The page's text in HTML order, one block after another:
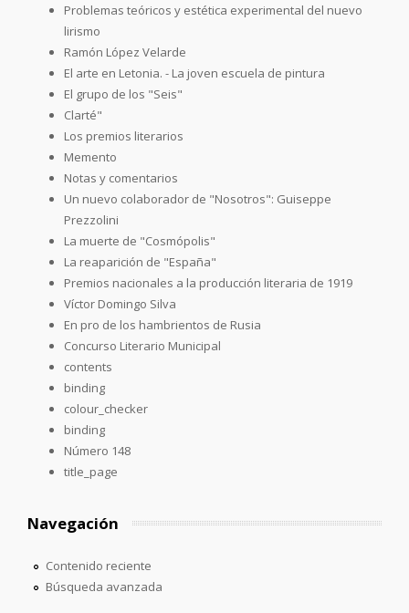
Problemas teóricos y estética experimental del nuevo
lirismo
Ramón López Velarde
El arte en Letonia. - La joven escuela de pintura
El grupo de los "Seis"
Clarté"
Los premios literarios
Memento
Notas y comentarios
Un nuevo colaborador de "Nosotros": Guiseppe
Prezzolini
La muerte de "Cosmópolis"
La reaparición de "España"
Premios nacionales a la producción literaria de 1919
Víctor Domingo Silva
En pro de los hambrientos de Rusia
Concurso Literario Municipal
contents
binding
colour_checker
binding
Número 148
title_page
Navegación
Contenido reciente
Búsqueda avanzada